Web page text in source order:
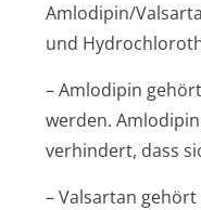
Amlodipin/
und
– Amlodipin
werden.
verhindert, dass
– Valsartan